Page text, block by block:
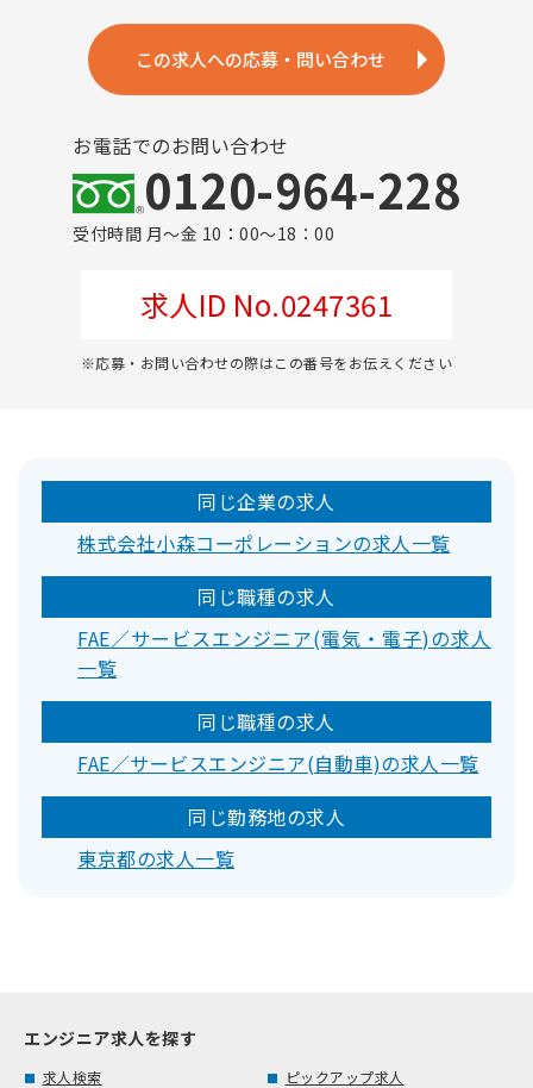
この求人への応募・問い合わせ
お電話でのお問い合わせ
0120-964-228
受付時間 月～金 10：00～18：00
求人ID No.0247361
※応募・お問い合わせの際はこの番号をお伝えください
同じ企業の求人
株式会社小森コーポレーションの求人一覧
同じ職種の求人
FAE／サービスエンジニア(電気・電子)の求人
一覧
同じ職種の求人
FAE／サービスエンジニア(自動車)の求人一覧
同じ勤務地の求人
東京都の求人一覧
エンジニア求人を探す
求人検索
ピックアップ求人